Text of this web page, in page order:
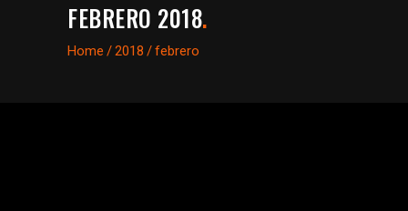
FEBRERO 2018.
Home /2018 /febrero